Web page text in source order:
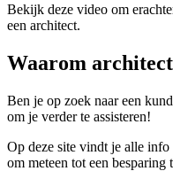
Bekijk deze video om
een architect.
Waarom
Ben je op zoek naar een
om je verder te assisteren!
Op deze site vindt je alle
om meteen tot een besparing